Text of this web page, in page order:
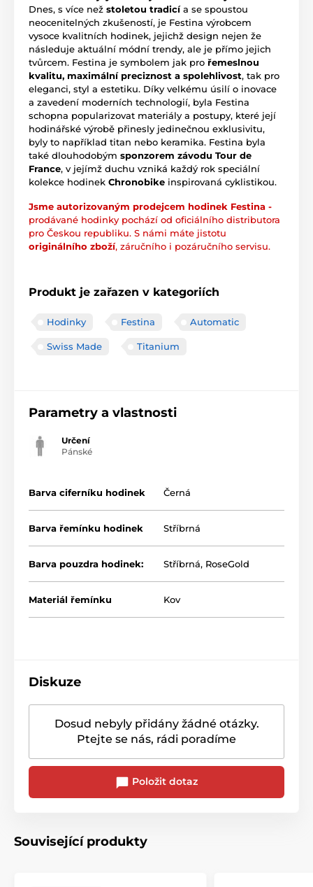
Dnes, s více než stoletou tradicía se spoustou
neocenitelných zkušeností, je Festina výrobcem
vysoce kvalitních hodinek, jejichž design nejen že
následuje aktuální módní trendy, ale je přímo jejich
tvůrcem. Festina je symbolem jak pro řemeslnou
kvalitu, maximální preciznost a spolehlivost, tak pro
eleganci, styl a estetiku. Díky velkému úsilí o inovace
a zavedení moderních technologií, byla Festina
schopna popularizovat materiály a postupy, které její
hodinářské výrobě přinesly jedinečnou exklusivitu,
byly to například titan nebo keramika. Festina byla
také dlouhodobým sponzorem závodu Tour de
France, v jejímž duchu vzniká každý rok speciální
kolekce hodinek Chronobike inspirovaná cyklistikou.
Jsme autorizovaným prodejcem hodinek Festina -
prodávané hodinky pochází od oficiálního distributora
pro Českou republiku. S námi máte jistotu
originálního zboží, záručního i pozáručního servisu.
Produkt je zařazen v kategoriích
Hodinky Festina Automatic
Swiss Made Titanium
Parametry a vlastnosti
Určení
Pánské
Barva ciferníku hodinek Černá
Barva řemínku hodinek Stříbrná
Barva pouzdra hodinek: Stříbrná, RoseGold
Materiál řemínku Kov
Diskuze
Dosud nebyly přidány žádné otázky.
Ptejte se nás, rádi poradíme
Položit dotaz
Související produkty